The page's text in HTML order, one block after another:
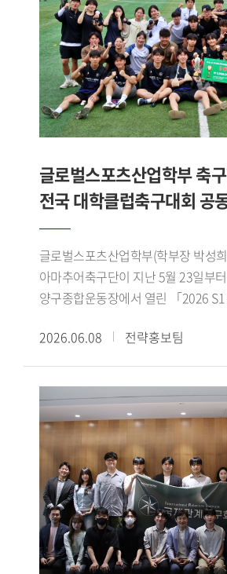
위해 마련됐다. 참가팀들은 스포츠
기술을 접목한 다양한 아이디어를 영
제출했으며, 심사는 창의성, 기술 융
실현 가능성 등을 중심으로 진행됐다
팀은 발표 세션에서 ▲Pre-Work(운동 전) 단계
등급 점수와 실시간 심박변이도
중) 단계의 제조사별(Apple, Samsung, Garmin) 센서 특성을
반영한 실시간 가변 강도 조절 및 위
Work(운동 후) 단계의 최상 컨디션 상태 복구를 위한 목표
지향적 역산형 회복 시뮬레이터 발표를 진행하였다.
발표자들은 공공 데이터와 하이엔드
구체적인 데이터 매핑 기술과 아키텍
심사위원단은 복잡한 생체 데이터를
배터리 복구 경로 라는 개념을 도입해
우수한 평가를 받았다.팀장 이유준 학생은 일회성
그치던 국가 체력 인증 데이터에 실
신호를 결합함으로써, 365일 실시간
운동하는 듯한 디지털 예방 의학 솔루션 을 구현하고자 했다 고
강조하며, 앞으로 제조사별 API 데이터 정규화 과정을 더욱
고도화하고, 향후 실제 공공 인프라
과의 연동 융합 연구를 통해 전 국민
등급에 도달하는 데 선도적 역할을
글로벌스포츠산업학부 축
전국 대학클럽축구대회 공
글로벌스포츠산업학부(학부장 박성
아마추어축구단이 지난 5월 23일부
양구종합운동장에서 열린 「2026
고려대학교 SFA, 한국체육대학교 실
레오를 상대로 조 1위를 기록하며 16
16강에서는 육군사관학교 사커라이
한림대학교 사이다를 차례로 꺾고 4
서울시립대학교 AZURE와 맞붙어 선
대회를 마무리했다.이번 대회는 전
팀들이 참가하는 대학 클럽 축구대
성과를 통해 전국 무대에서 경쟁력을
글로벌스포츠산업학부 축구학회 아
구성된 축구 학회로, 교내외 각종 대
꾸준히 활동을 이어가고 있다.
2026.06.08 전략홍보팀